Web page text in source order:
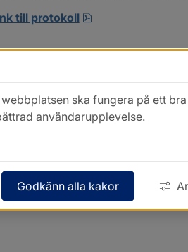
till protokoll
pdf, 155.9 kB,
ska fungera på ett
användarupplevelse.
Godkänn alla kakor